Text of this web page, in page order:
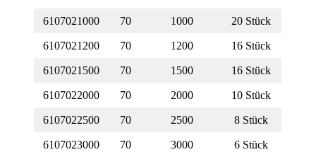
6107021000 70 1000 20 Stück
6107021200 70 1200 16 Stück
6107021500 70 1500 16 Stück
6107022000 70 2000 10 Stück
6107022500 70 2500 8 Stück
6107023000 70 3000 6 Stück